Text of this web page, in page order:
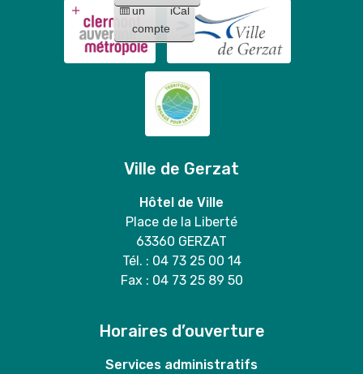
un
compte
iCal
Ville de Gerzat
Hôtel de Ville
Place de la Liberté
63360 GERZAT
Tél. : 04 73 25 00 14
Fax : 04 73 25 89 50
Horaires d’ouverture
Services administratifs